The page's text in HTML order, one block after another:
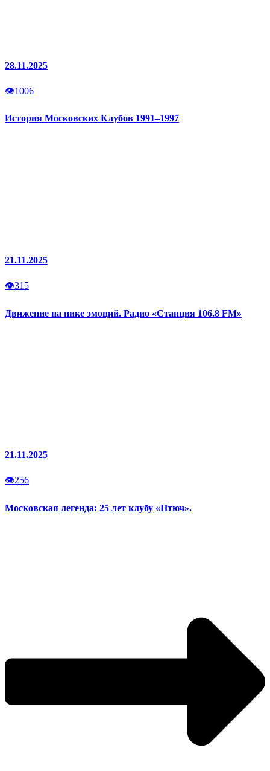
28.11.2025
👁1006
История Московских Клубов 1991–1997
21.11.2025
👁315
Движение на пике эмоций. Радио «Станция 106.8 FM»
21.11.2025
👁256
Московская легенда: 25 лет клубу «Птюч».